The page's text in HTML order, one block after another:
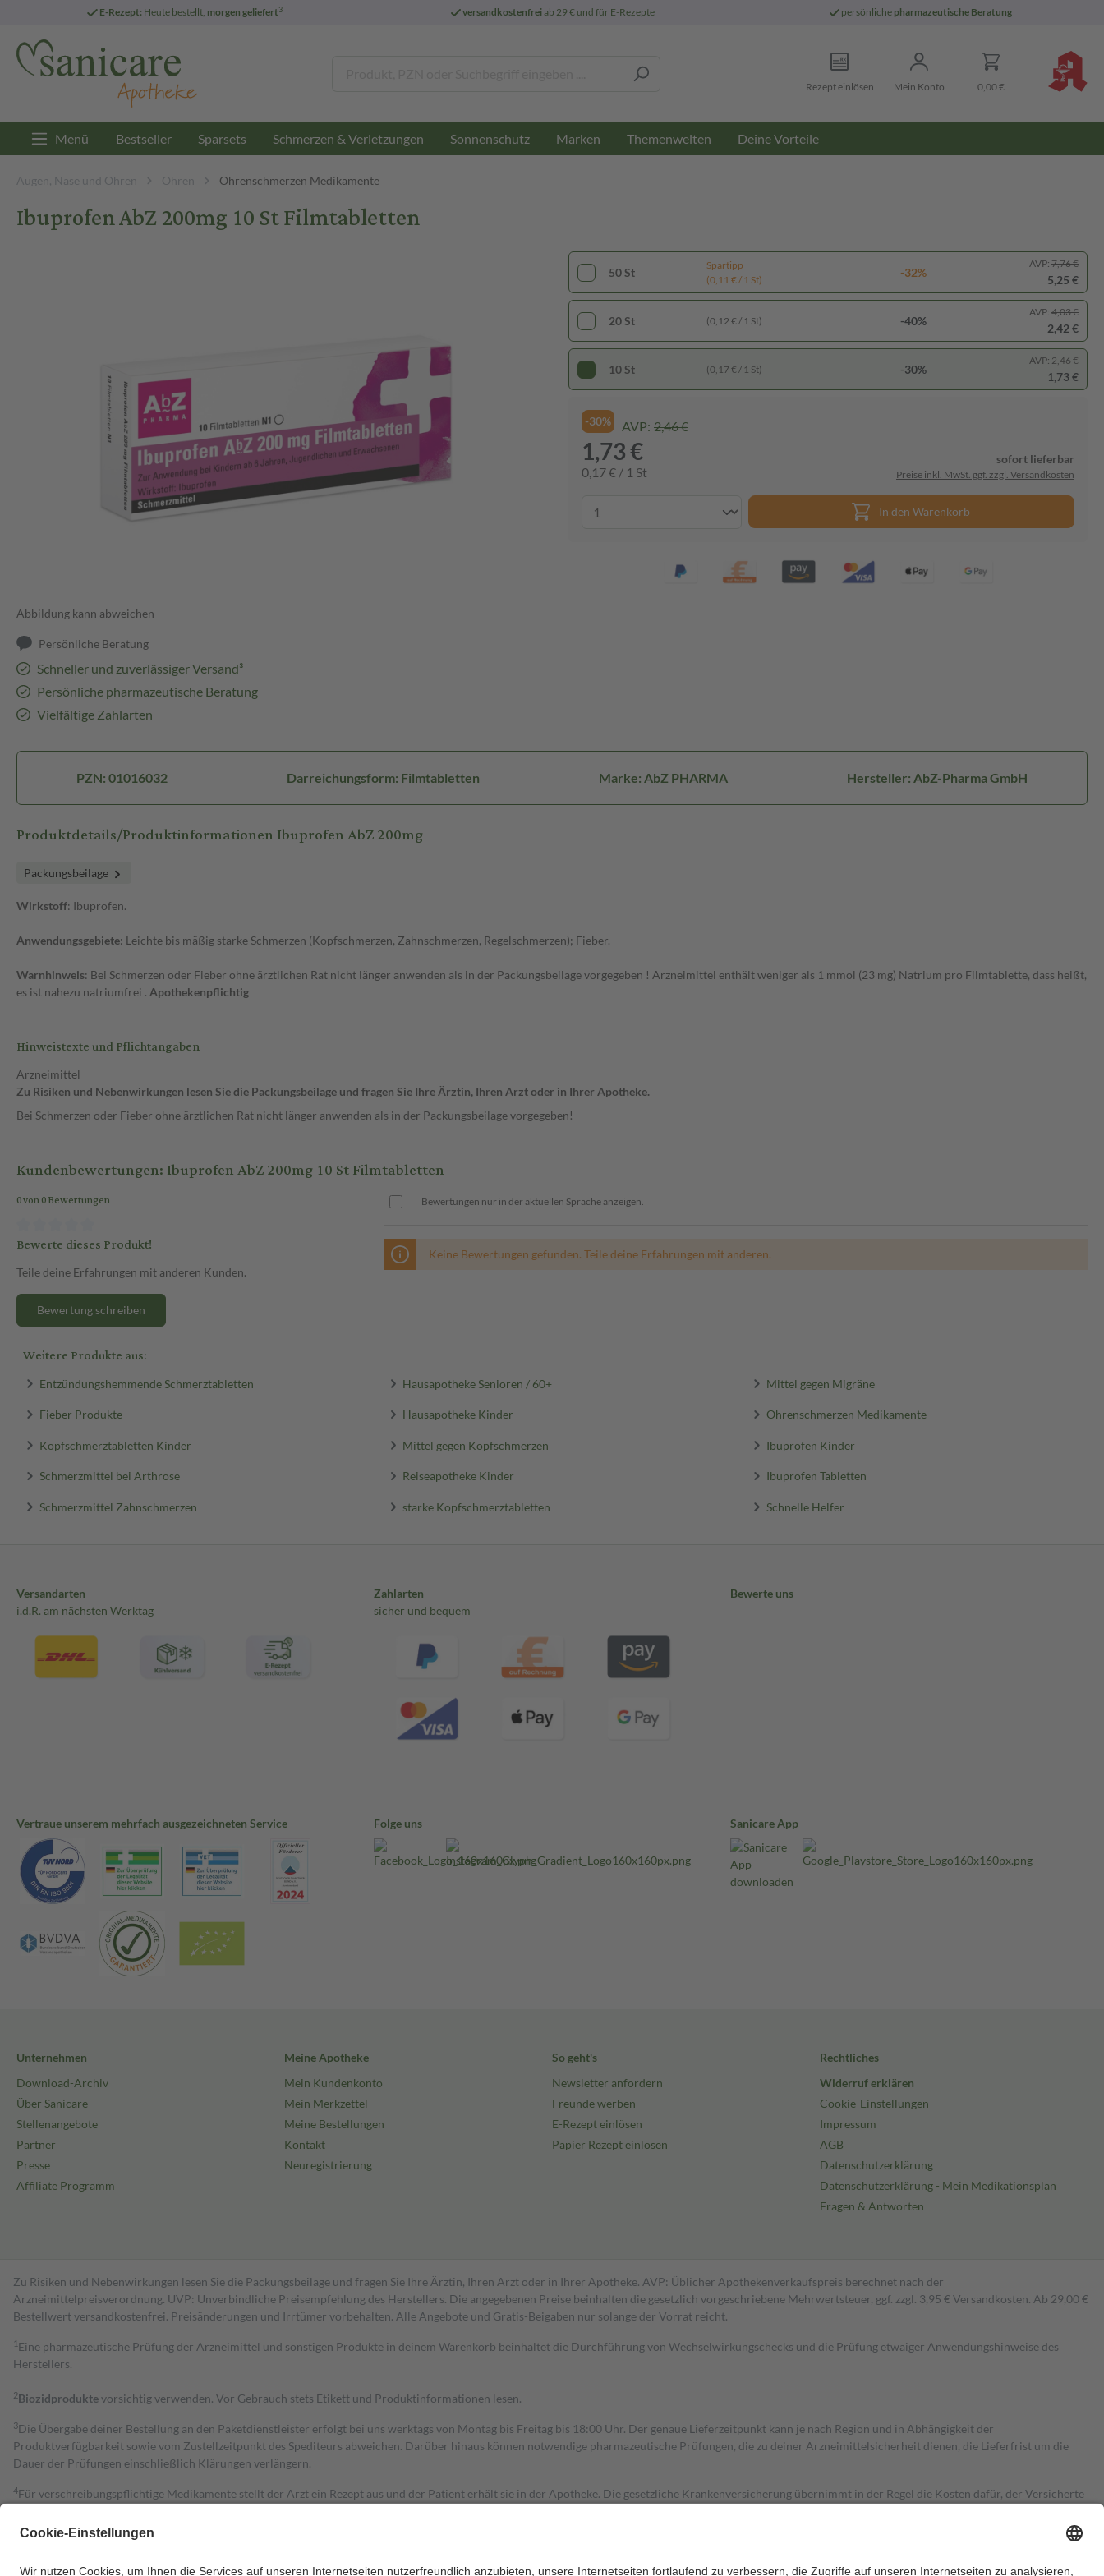
E-Rezept: Heute bestellt, morgen geliefert3 versandkostenfreiab 29 € und für E-Rezepte persönliche pharmazeutische Beratung
Rezept einlösen Mein Konto 0,00 €
Menü Bestseller Sparsets Schmerzen & Verletzungen Sonnenschutz Marken Themenwelten Deine Vorteile
Augen, Nase und Ohren Ohren Ohrenschmerzen Medikamente
Ibuprofen AbZ 200mg 10 St Filmtabletten
Abbildung kann abweichen
Persönliche Beratung
Schneller und zuverlässiger Versand³
Persönliche pharmazeutische Beratung
Vielfältige Zahlarten
50 St
Spartipp
(0,11 € / 1 St)
-32%
AVP: 7,76 €
5,25 €
20 St (0,12 € / 1 St) -40%
AVP: 4,03 €
2,42 €
10 St (0,17 € / 1 St) -30%
AVP: 2,46 €
1,73 €
-30% AVP: 2,46 €
1,73 €
0,17 € / 1 St
sofort lieferbar
Preise inkl. MwSt. ggf. zzgl. Versandkosten
In den Warenkorb
PZN: 01016032 Darreichungsform: Filmtabletten Marke: AbZ PHARMA Hersteller: AbZ-Pharma GmbH
Produktdetails/Produktinformationen Ibuprofen AbZ 200mg
Packungsbeilage
Wirkstoff: Ibuprofen.
Anwendungsgebiete: Leichte bis mäßig starke Schmerzen (Kopfschmerzen, Zahnschmerzen, Regelschmerzen); Fieber.
Warnhinweis: Bei Schmerzen oder Fieber ohne ärztlichen Rat nicht länger anwenden als in der Packungsbeilage vorgegeben ! Arzneimittel enthält weniger als 1 mmol (23 mg) Natrium pro Filmtablette, dass heißt,
es ist nahezu natriumfrei . Apothekenpflichtig
Hinweistexte und Pflichtangaben
Arzneimittel
Zu Risiken und Nebenwirkungen lesen Sie die Packungsbeilage und fragen Sie Ihre Ärztin, Ihren Arzt oder in Ihrer Apotheke.
Bei Schmerzen oder Fieber ohne ärztlichen Rat nicht länger anwenden als in der Packungsbeilage vorgegeben!
Kundenbewertungen: Ibuprofen AbZ 200mg 10 St Filmtabletten
0 von 0 Bewertungen
Bewerte dieses Produkt!
Teile deine Erfahrungen mit anderen Kunden.
Bewertung schreiben
Bewertungen nur in der aktuellen Sprache anzeigen.
Keine Bewertungen gefunden. Teile deine Erfahrungen mit anderen.
Weitere Produkte aus:
Entzündungshemmende Schmerztabletten Hausapotheke Senioren / 60+ Mittel gegen Migräne
Fieber Produkte Hausapotheke Kinder Ohrenschmerzen Medikamente
Kopfschmerztabletten Kinder Mittel gegen Kopfschmerzen Ibuprofen Kinder
Schmerzmittel bei Arthrose Reiseapotheke Kinder Ibuprofen Tabletten
Schmerzmittel Zahnschmerzen starke Kopfschmerztabletten Schnelle Helfer
Versandarten
i.d.R. am nächsten Werktag
Zahlarten
sicher und bequem
Bewerte uns
Vertraue unserem mehrfach ausgezeichneten Service Folge uns Sanicare App
Unternehmen
Download-Archiv
Über Sanicare
Stellenangebote
Partner
Presse
Affiliate Programm
Meine Apotheke
Mein Kundenkonto
Mein Merkzettel
Meine Bestellungen
Kontakt
Neuregistrierung
So geht's
Newsletter anfordern
Freunde werben
E-Rezept einlösen
Papier Rezept einlösen
Rechtliches
Widerruf erklären
Cookie-Einstellungen
Impressum
AGB
Datenschutzerklärung
Datenschutzerklärung - Mein Medikationsplan
Fragen & Antworten
Zu Risiken und Nebenwirkungen lesen Sie die Packungsbeilage und fragen Sie Ihre Ärztin, Ihren Arzt oder in Ihrer Apotheke. AVP: Üblicher Apothekenverkaufspreis berechnet nach der
Arzneimittelpreisverordnung. UVP: Unverbindliche Preisempfehlung des Herstellers. Die angegebenen Preise beinhalten die gesetzlich vorgeschriebene Mehrwertsteuer, ggf. zzgl. 3,95 € Versandkosten. Ab 29,00 €
Bestell­wert versand­kosten­frei. Preisänderungen und Irrtümer vorbehalten. Alle Angebote und Gratis-Beigaben nur solange der Vorrat reicht.
1 Eine pharmazeutische Prüfung der Arzneimittel und sonstigen Produkte in deinem Warenkorb beinhaltet die Durchführung von Wechselwirkungschecks und die Prüfung etwaiger Anwendungshinweise des
Herstellers.
2Biozidproduktevorsichtig verwenden. Vor Gebrauch stets Etikett und Produktinformationen lesen.
3Die Übergabe deiner Bestellung an den Paketdienstleister erfolgt bei uns werktags von Montag bis Freitag bis 18:00 Uhr. Der genaue Lieferzeitpunkt kann je nach Region und in Abhängigkeit der
Produktverfügbarkeit sowie vom Zustellzeitpunkt des Spediteurs abweichen. Darüber hinaus können notwendige pharmazeutische Prüfungen, die zu deiner Arzneimittelsicherheit dienen, die Lieferfrist um die
Dauer der Prüfungen einschließlich Klärungen verlängern.
4Für verschreibungspflichtige Medikamente stellt der Arzt ein Rezept aus und der Patient erhält sie in der Apotheke. Die gesetzliche Krankenversicherung übernimmt in der Regel die Kosten dafür, der Versicherte
Grundsätzlich leisten Mitglieder Zuzahlungen in Höhe von zehn Prozent des Abgabepreises,
Es sind jedoch nie mehr als die tatsächlichen Kosten der Leistung